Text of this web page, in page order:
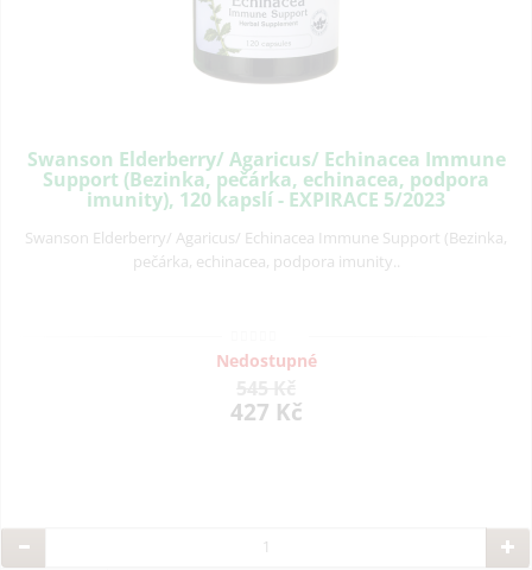
Swanson Elderberry/ Agaricus/ Echinacea Immune
Support (Bezinka, pečárka, echinacea, podpora
imunity), 120 kapslí - EXPIRACE 5/2023
Swanson Elderberry/ Agaricus/ Echinacea Immune Support (Bezinka,
pečárka, echinacea, podpora imunity..
Nedostupné
427 Kč